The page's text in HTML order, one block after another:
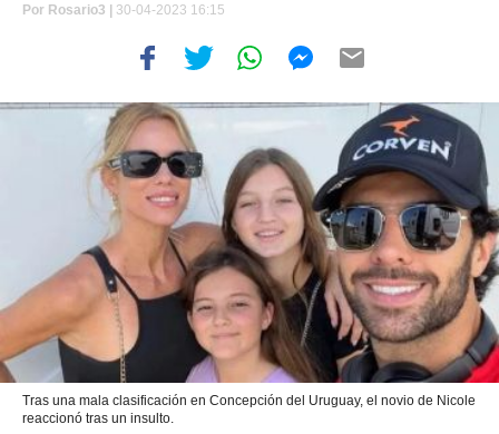
Por Rosario3 | 30-04-2023 16:15
Tras una mala clasificación en Concepción del Uruguay, el novio de Nicole
reaccionó tras un insulto.